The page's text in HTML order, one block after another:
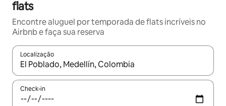
flats
Encontre aluguel por temporada de flats incríveis no
Airbnb e faça sua reserva
Localização
Quando os resultados estiverem disponíveis, explore-os
Check-in